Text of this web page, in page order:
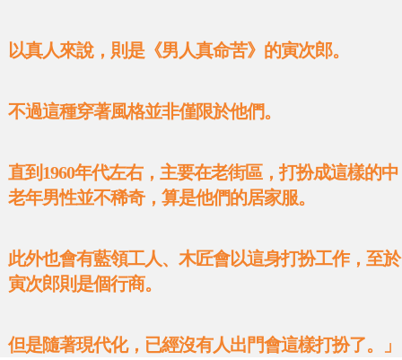
以真人來說，則是《男人真命苦》的寅次郎。
不過這種穿著風格並非僅限於他們。
直到1960年代左右，主要在老街區，打扮成這樣的中
老年男性並不稀奇，算是他們的居家服。
此外也會有藍領工人、木匠會以這身打扮工作，至於
寅次郎則是個行商。
但是隨著現代化，已經沒有人出門會這樣打扮了。」